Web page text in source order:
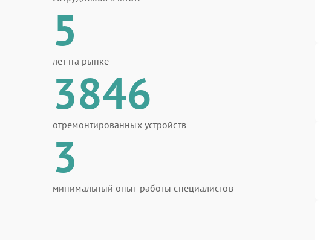
5
лет на рынке
3846
отремонтированных устройств
3
минимальный опыт работы специалистов